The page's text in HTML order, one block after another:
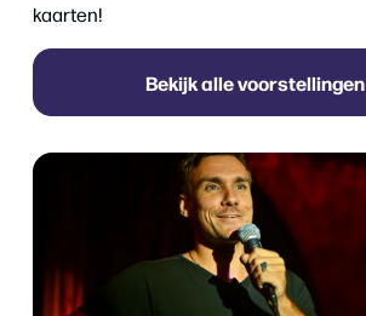
kaarten!
Bekijk alle voorstellingen